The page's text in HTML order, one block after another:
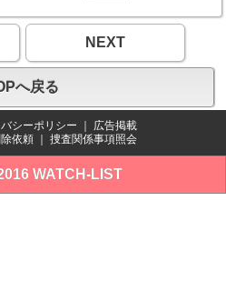
NEXT
へ戻る
シーポリシー
広告掲載
依頼 捜査関係事項照会
WATCH-LIST